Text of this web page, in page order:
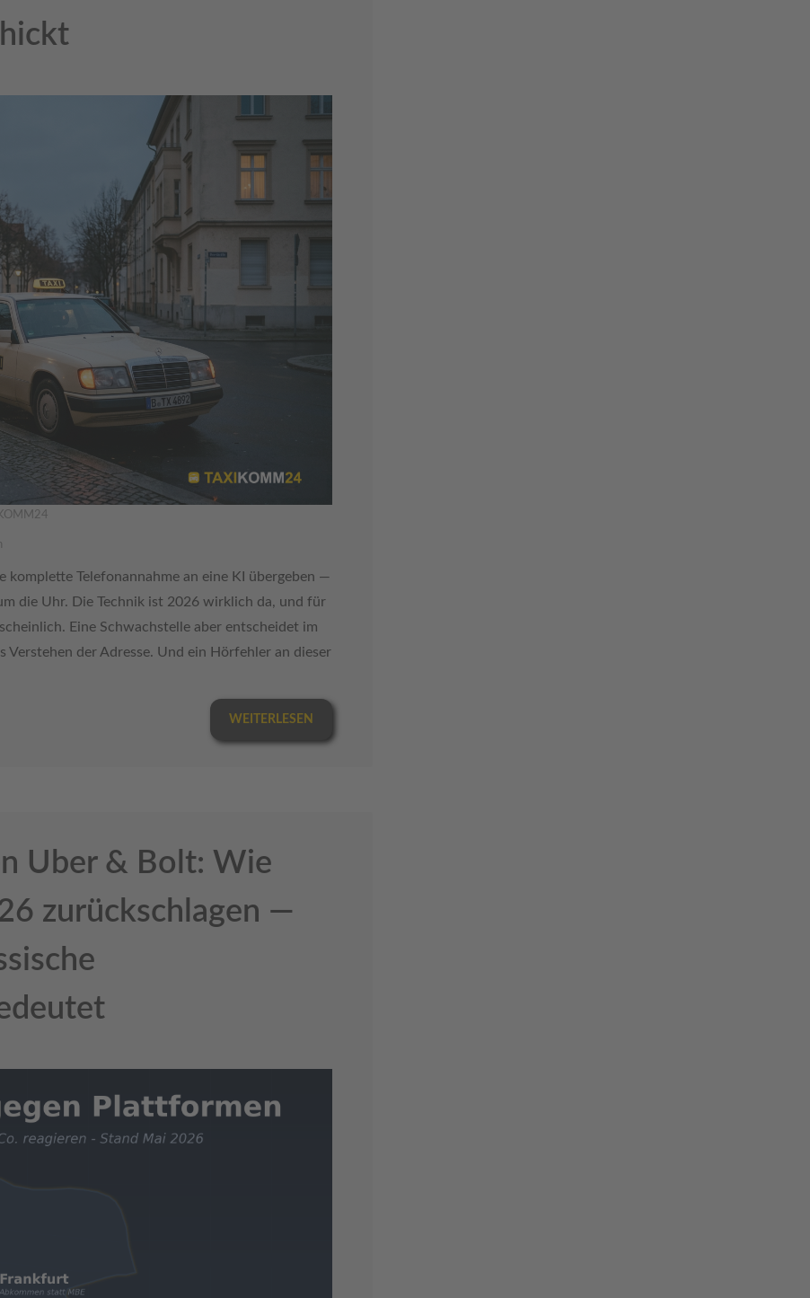
komplette Telefonannahme an eine KI übergeben —
die Uhr. Die Technik ist 2026 wirklich da, und für
Eine Schwachstelle aber entscheidet im
Verstehen der Adresse. Und ein Hörfehler an dieser
WEITERLESEN
Uber & Bolt: Wie
zurückschlagen —